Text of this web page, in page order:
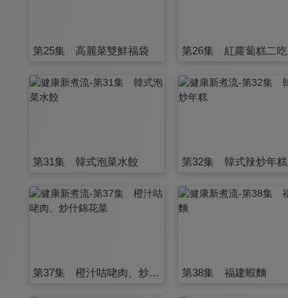
第25集 高麗菜雙鮮福袋 第26集 紅蘿蔔糕二吃
第31集 韓式泡菜水餃 第32集 韓式辣炒年糕
第37集 橙汁咕咾肉、炒什錦花菜 第38集 福建蝦麵